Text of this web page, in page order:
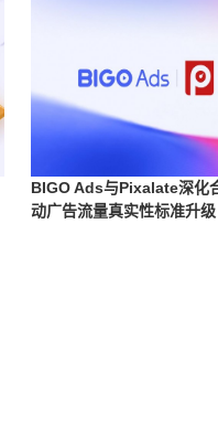
BIGO Ads与Pixalate深化
动广告流量真实性标准升级